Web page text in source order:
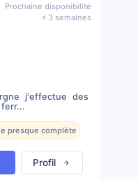
Prochaine disponibilité
< 3 semaines
j'effectue des
presque complète
Profil